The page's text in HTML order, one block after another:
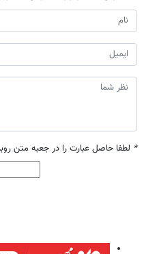
* لطفا حاصل عبارت را در جعبه متن